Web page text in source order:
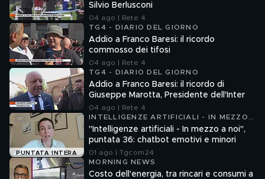
Silvio Berlusconi
04 ago | Rete 4
TG4 - DIARIO DEL GIORNO
Addio a Franco Baresi: il ricordo
commosso dei tifosi
04 ago | Rete 4
TG4 - DIARIO DEL GIORNO
Addio a Franco Baresi: il ricordo di
Giuseppe Marotta, Presidente dell'Inter
04 ago | Rete 4
PUNTATA INTERA
INTELLIGENZE ARTIFICIALI - IN MEZZO
A NOI
"Intelligenze artificiali - In mezzo a noi",
puntata 36: chatbot emotivi e minori
01 ago | Tgcom24
MORNING NEWS
Costo dell'energia, tra rincari e consumi a